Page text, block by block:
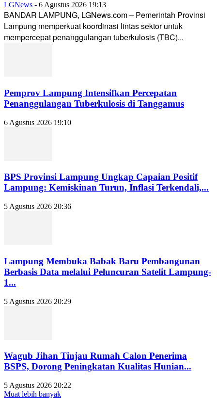
LGNews - 6 Agustus 2026 19:13
BANDAR LAMPUNG, LGNews.com – Pemerintah Provinsi
Lampung memperkuat koordinasi lintas sektor untuk
mempercepat penanggulangan tuberkulosis (TBC)...
Pemprov Lampung Intensifkan Percepatan
Penanggulangan Tuberkulosis di Tanggamus
6 Agustus 2026 19:10
BPS Provinsi Lampung Ungkap Capaian Positif
Lampung: Kemiskinan Turun, Inflasi Terkendali,...
5 Agustus 2026 20:36
Lampung Membuka Babak Baru Pembangunan
Berbasis Data melalui Peluncuran Satelit Lampung-
1...
5 Agustus 2026 20:29
Wagub Jihan Tinjau Rumah Calon Penerima
BSPS, Dorong Peningkatan Kualitas Hunian...
5 Agustus 2026 20:22
Muat lebih banyak